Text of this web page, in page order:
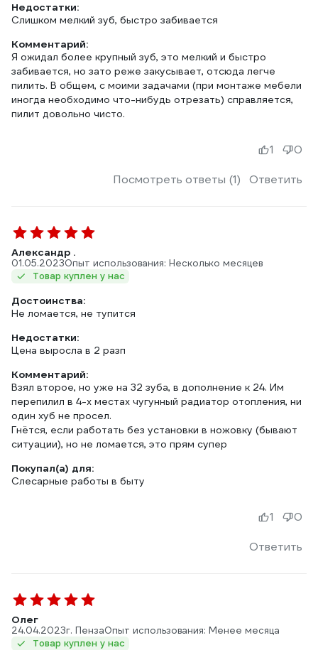
Недостатки:
Слишком мелкий зуб, быстро забивается
Комментарий:
Я ожидал более крупный зуб, это мелкий и быстро
забивается, но зато реже закусывает, отсюда легче
пилить. В общем, с моими задачами (при монтаже мебели
иногда необходимо что-нибудь отрезать) справляется,
пилит довольно чисто.
Посмотреть ответы (1) Ответить
1 0
Александр .
01.05.2023Опыт использования: Несколько месяцев
Товар куплен у нас
Достоинства:
Не ломается, не тупится
Недостатки:
Цена выросла в 2 разп
Комментарий:
Взял второе, но уже на 32 зуба, в дополнение к 24. Им
перепилил в 4-х местах чугунный радиатор отопления, ни
один хуб не просел.
Гнётся, если работать без установки в ножовку (бывают
ситуации), но не ломается, это прям супер
Покупал(а) для:
Слесарные работы в быту
Ответить
1 0
Олег
24.04.2023г. ПензаОпыт использования: Менее месяца
Товар куплен у нас